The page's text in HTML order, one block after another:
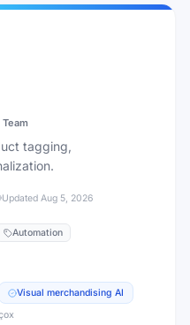
tagging,
Updated Aug 5, 2026
Automation
Visual merchandising AI